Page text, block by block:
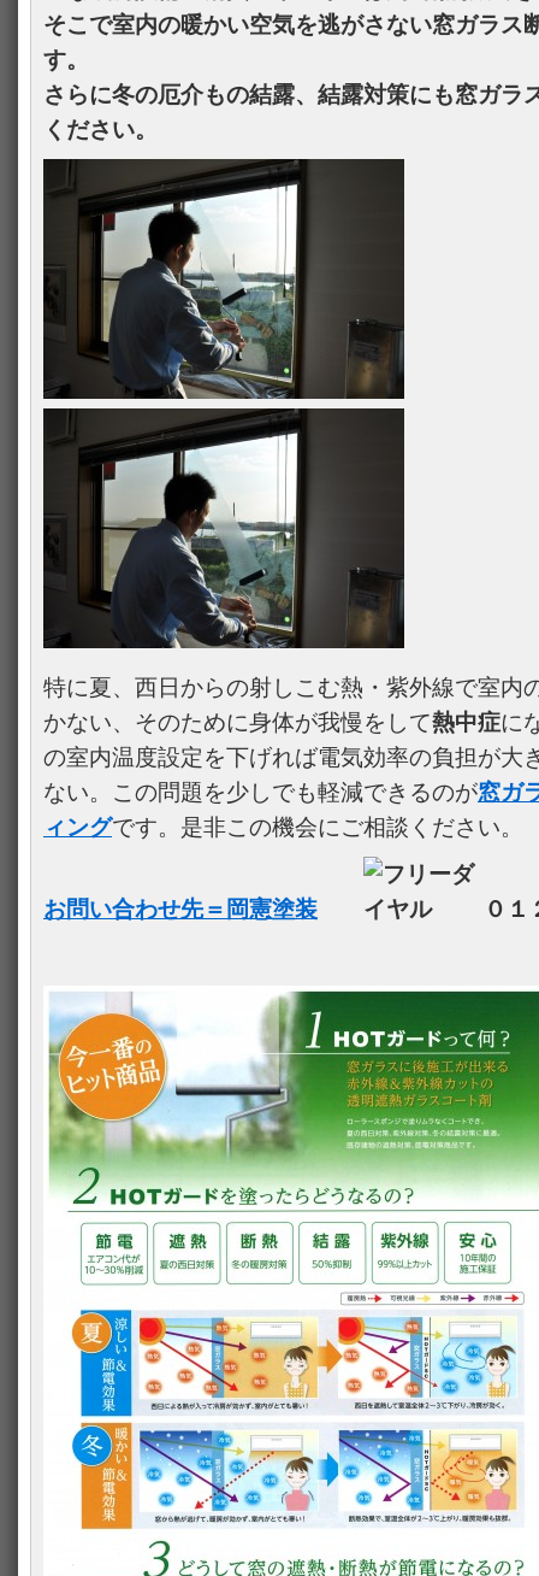
そこで室内の暖かい空気を逃がさない窓ガラス
す。
さらに冬の厄介もの結露、結露対策にも窓ガラ
ください。
特に夏、西日からの射しこむ熱・紫外線で室内
かない、そのために身体が我慢をして熱中症に
の室内温度設定を下げれば電気効率の負担が大
ない。この問題を少しでも軽減できるのが窓ガ
ィングです。是非この機会にご相談ください。
お問い合わせ先＝岡憲塗装 ０１